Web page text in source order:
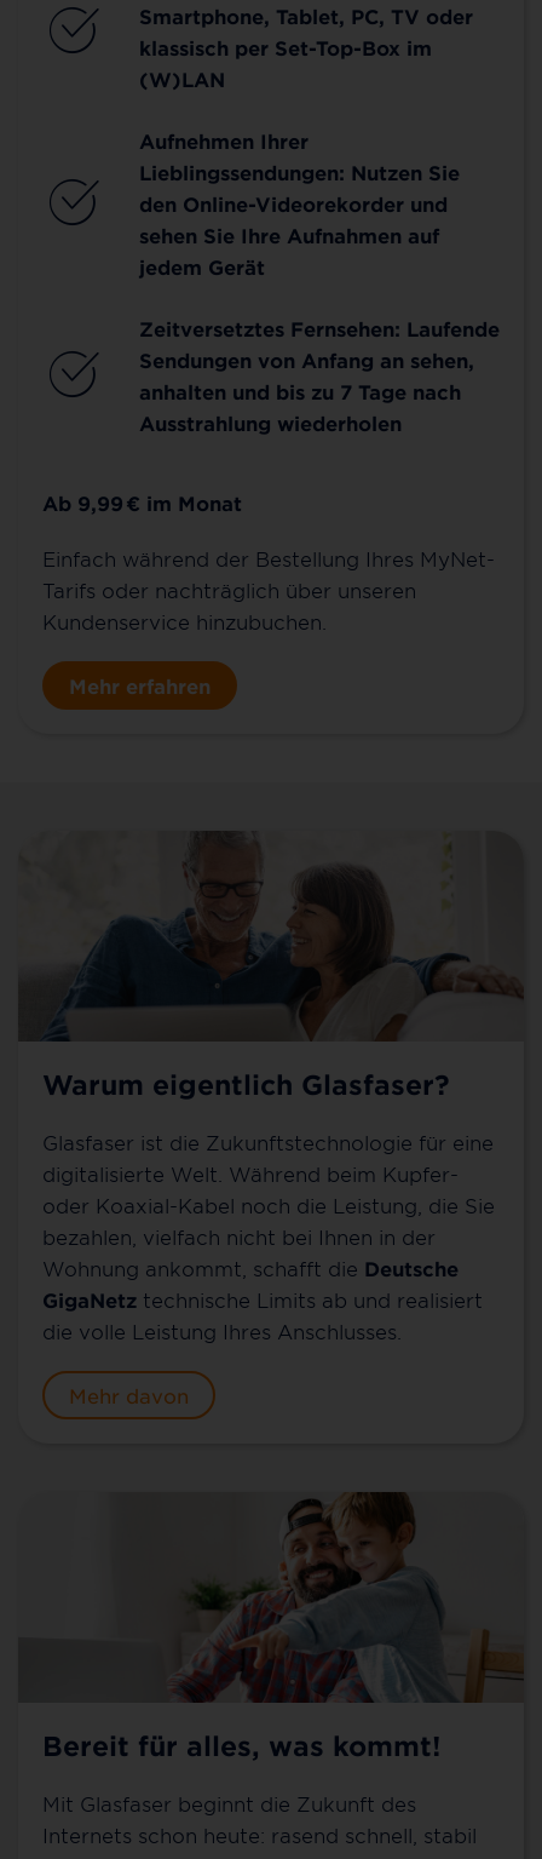
Smartphone, Tablet, PC, TV oder
klassisch per Set-Top-Box im
(W)LAN
Aufnehmen Ihrer
Lieblingssendungen: Nutzen Sie
den Online-Videorekorder und
sehen Sie Ihre Aufnahmen auf
jedem Gerät
Zeitversetztes Fernsehen: Laufende
Sendungen von Anfang an sehen,
anhalten und bis zu 7 Tage nach
Ausstrahlung wiederholen
Ab 9,99 € im Monat
Einfach während der Bestellung Ihres MyNet-
Tarifs oder nachträglich über unseren
Kundenservice hinzubuchen.
Mehr erfahren
Warum eigentlich Glasfaser?
Glasfaser ist die Zukunftstechnologie für eine
digitalisierte Welt. Während beim Kupfer-
oder Koaxial-Kabel noch die Leistung, die Sie
bezahlen, vielfach nicht bei Ihnen in der
Wohnung ankommt, schafft die Deutsche
GigaNetz technische Limits ab und realisiert
die volle Leistung Ihres Anschlusses.
Mehr davon
Bereit für alles, was kommt!
Mit Glasfaser beginnt die Zukunft des
Internets schon heute: rasend schnell, stabil